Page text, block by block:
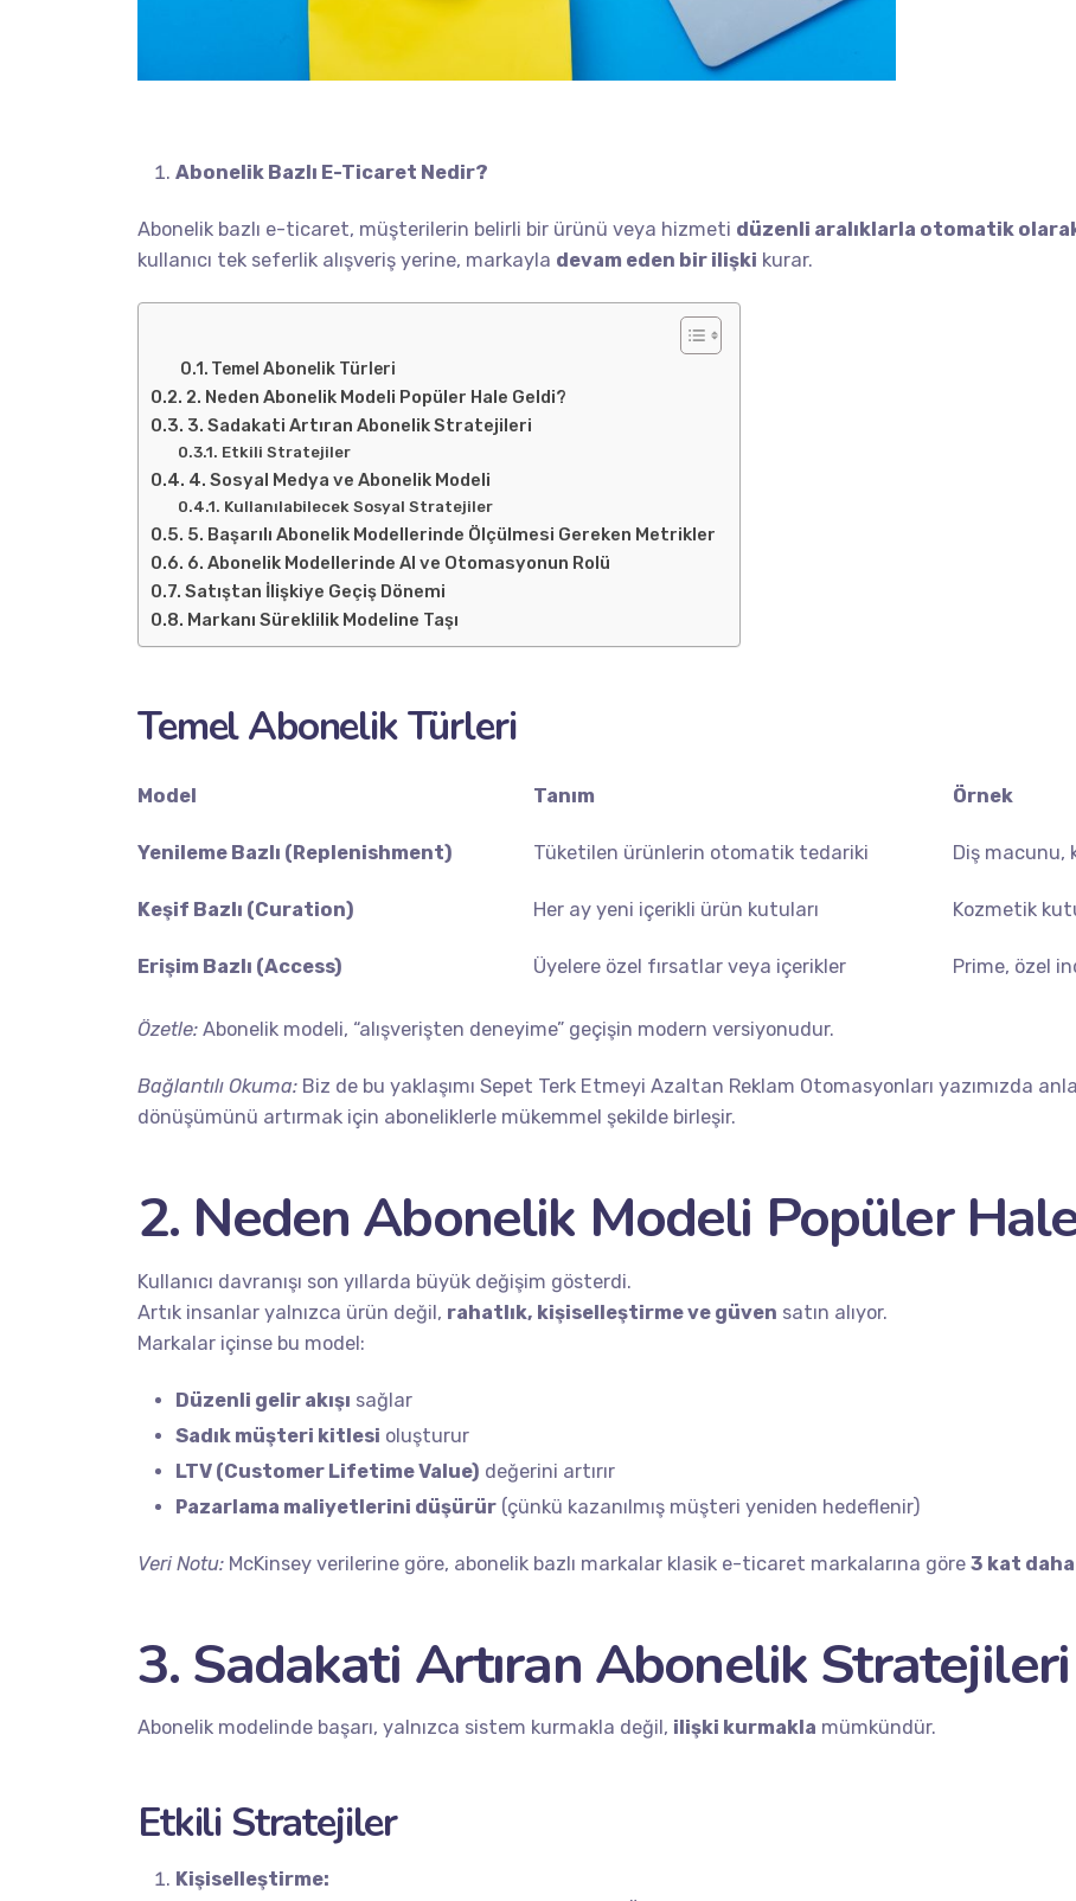
Abonelik Bazlı E-Ticaret Nedir?
Abonelik bazlı e-ticaret, müşterilerin belirli bir ürünü veya hizmeti düzenli aralıklarla otomatik olarak
kullanıcı tek seferlik alışveriş yerine, markayla devam eden bir ilişki kurar.
Temel Abonelik Türleri
2. Neden Abonelik Modeli Popüler Hale Geldi?
3. Sadakati Artıran Abonelik Stratejileri
Etkili Stratejiler
4. Sosyal Medya ve Abonelik Modeli
Kullanılabilecek Sosyal Stratejiler
5. Başarılı Abonelik Modellerinde Ölçülmesi Gereken Metrikler
6. Abonelik Modellerinde AI ve Otomasyonun Rolü
Satıştan İlişkiye Geçiş Dönemi
Markanı Süreklilik Modeline Taşı
Temel Abonelik Türleri
Model Tanım Örnek
Yenileme Bazlı (Replenishment) Tüketilen ürünlerin otomatik tedariki Diş macunu,
Keşif Bazlı (Curation) Her ay yeni içerikli ürün kutuları Kozmetik
Erişim Bazlı (Access) Üyelere özel fırsatlar veya içerikler Prime, özel
Özetle: Abonelik modeli, “alışverişten deneyime” geçişin modern versiyonudur.
Bağlantılı Okuma: Biz de bu yaklaşımı Sepet Terk Etmeyi Azaltan Reklam Otomasyonları yazımızda
dönüşümünü artırmak için aboneliklerle mükemmel şekilde birleşir.
2. Neden Abonelik Modeli Popüler
Kullanıcı davranışı son yıllarda büyük değişim gösterdi.
Artık insanlar yalnızca ürün değil, rahatlık, kişiselleştirme ve güven satın alıyor.
Markalar içinse bu model:
Düzenli gelir akışı sağlar
Sadık müşteri kitlesi oluşturur
LTV (Customer Lifetime Value) değerini artırır
Pazarlama maliyetlerini düşürür (çünkü kazanılmış müşteri yeniden hedeflenir)
Veri Notu: McKinsey verilerine göre, abonelik bazlı markalar klasik e-ticaret markalarına göre 3 kat
3. Sadakati Artıran Abonelik Stratejileri
Abonelik modelinde başarı, yalnızca sistem kurmakla değil, ilişki kurmakla mümkündür.
Etkili Stratejiler
Kişiselleştirme: